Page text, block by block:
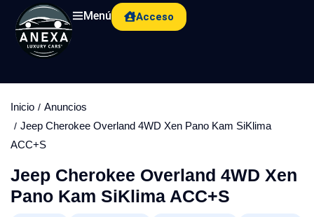
Menú Acceso
Inicio
Anuncios
Jeep Cherokee Overland 4WD Xen Pano Kam SiKlima
ACC+S
Jeep Cherokee Overland 4WD Xen
Pano Kam SiKlima ACC+S